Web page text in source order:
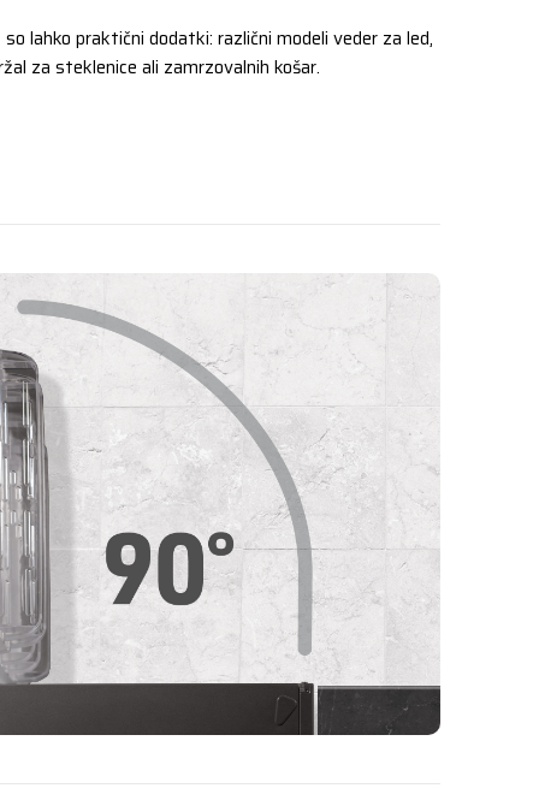
lahko praktični dodatki: različni modeli veder za led,
za steklenice ali zamrzovalnih košar.